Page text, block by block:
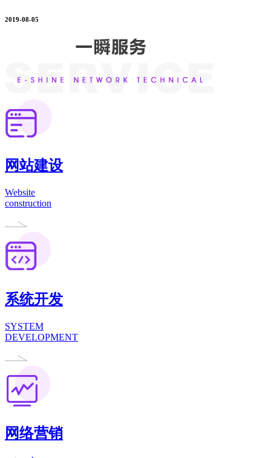
2019-08-05
网站建设
Website
construction
系统开发
SYSTEM
DEVELOPMENT
网络营销